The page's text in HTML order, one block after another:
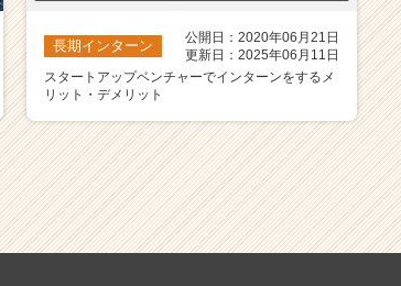
長期インターン
公開日：2020年06月21日
更新日：2025年06月11日
スタートアップベンチャーでインターンをするメ
リット・デメリット